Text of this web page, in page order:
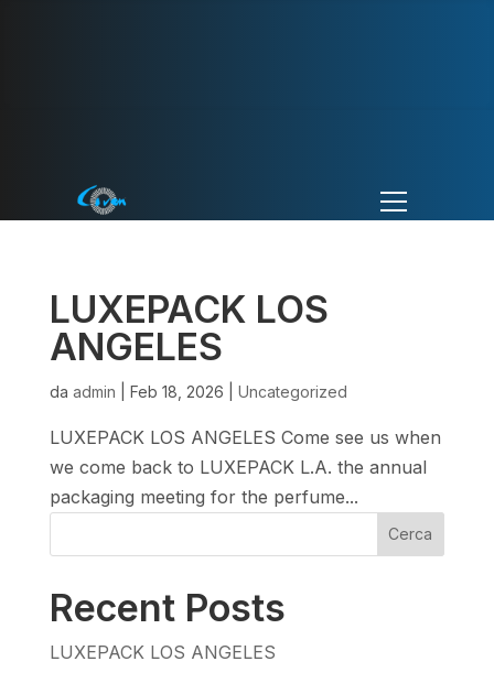
LUXEPACK LOS
ANGELES
da admin Feb 18, 2026 Uncategorized
LUXEPACK LOS ANGELES Come see us when
we come back to LUXEPACK L.A. the annual
packaging meeting for the perfume...
Cerca
Recent Posts
LUXEPACK LOS ANGELES